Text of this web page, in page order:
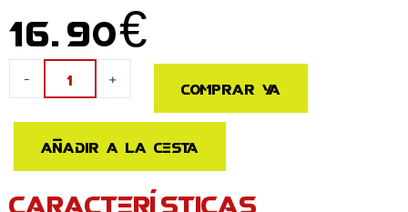
16.90€
-
Miercoles
Addams
+ Comprar ya
Añadir a la cesta
CARACTERÍSTICAS